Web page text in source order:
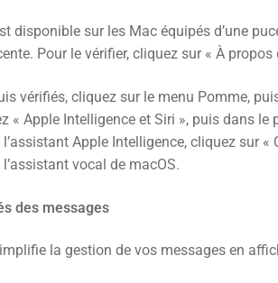
disponible sur les Mac équipés d’une
Pour le vérifier, cliquez sur « À
vérifiés, cliquez sur le menu Pomme,
« Apple Intelligence et Siri », puis dans
Apple Intelligence, cliquez sur
vocal de macOS.
des messages
la gestion de vos messages en